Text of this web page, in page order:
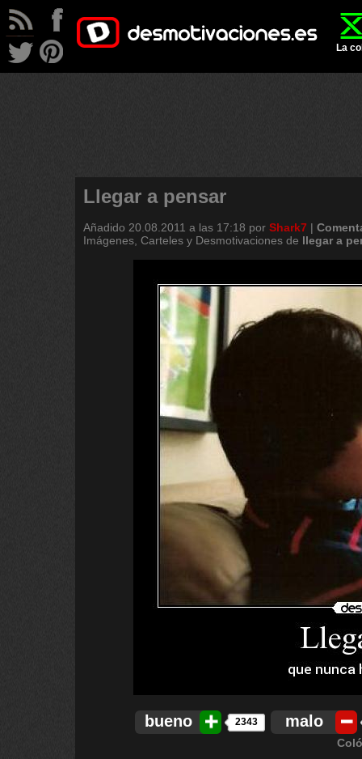
La
Llegar a pensar
Añadido 20.08.2011 a las 17:18 por Shark7 |
Imágenes, Carteles y Desmotivaciones de llegar a
bueno 2343 malo